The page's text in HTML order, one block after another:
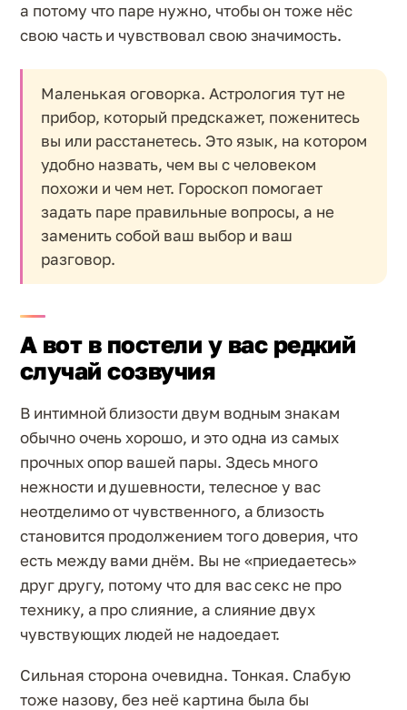
а потому что паре нужно, чтобы он тоже нёс
свою часть и чувствовал свою значимость.
Маленькая оговорка. Астрология тут не
прибор, который предскажет, поженитесь
вы или расстанетесь. Это язык, на котором
удобно назвать, чем вы с человеком
похожи и чем нет. Гороскоп помогает
задать паре правильные вопросы, а не
заменить собой ваш выбор и ваш
разговор.
А вот в постели у вас редкий
случай созвучия
В интимной близости двум водным знакам
обычно очень хорошо, и это одна из самых
прочных опор вашей пары. Здесь много
нежности и душевности, телесное у вас
неотделимо от чувственного, а близость
становится продолжением того доверия, что
есть между вами днём. Вы не «приедаетесь»
друг другу, потому что для вас секс не про
технику, а про слияние, а слияние двух
чувствующих людей не надоедает.
Сильная сторона очевидна. Тонкая. Слабую
тоже назову, без неё картина была бы